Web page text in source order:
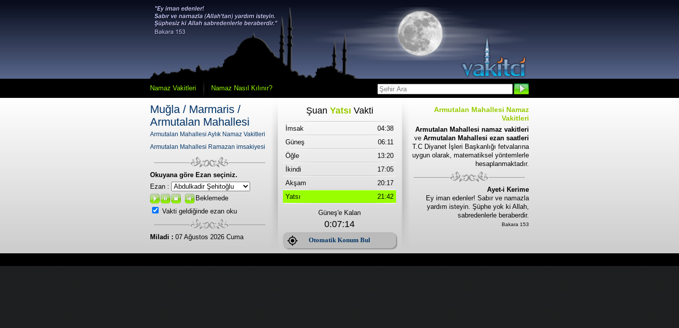
Namaz Vakitleri Namaz Nasıl Kılınır?
Muğla / Marmaris /
Armutalan Mahallesi
Armutalan Mahallesi Aylık Namaz Vakitleri
Armutalan Mahallesi Ramazan imsakiyesi
Okuyana göre Ezan seçiniz.
Ezan :
Beklemede
Vakti geldiğinde ezan oku
Miladi : 07 Ağustos 2026 Cuma
Şuan Yatsı Vakti
İmsak
04:38
Güneş
06:11
Öğle
13:20
İkindi
17:05
Akşam
20:17
Yatsı
21:42
Güneş'e Kalan
0:07:14
Otomatik Konum Bul
Armutalan Mahallesi Namaz
Vakitleri
Armutalan Mahallesi namaz vakitleri
ve Armutalan Mahallesi ezan saatleri
T.C Diyanet İşleri Başkanlığı fetvalarına
uygun olarak, matematiksel yöntemlerle
hesaplanmaktadır.
Ayet-i Kerime
Ey iman edenler! Sabır ve namazla
yardım isteyin. Şüphe yok ki Allah,
sabredenlerle beraberdir.
Bakara 153